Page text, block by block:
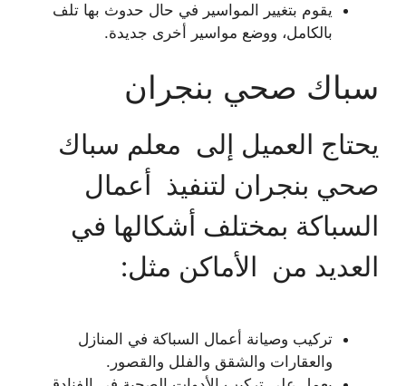
يقوم بتغيير المواسير في حال حدوث بها تلف
بالكامل، ووضع مواسير أخرى جديدة.
سباك صحي بنجران
يحتاج العميل إلى معلم سباك
صحي بنجران لتنفيذ أعمال
السباكة بمختلف أشكالها في
العديد من الأماكن مثل:
تركيب وصيانة أعمال السباكة في المنازل
والعقارات والشقق والفلل والقصور.